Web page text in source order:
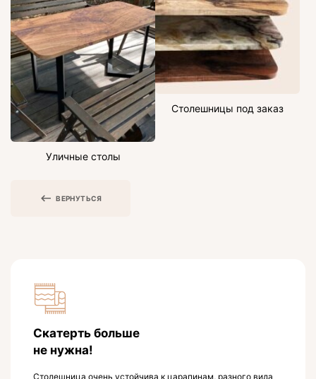
Уличные столы
Столешницы под заказ
ВЕРНУТЬСЯ
Скатерть больше
не нужна!
Столешница очень устойчива к царапинам, разного вида